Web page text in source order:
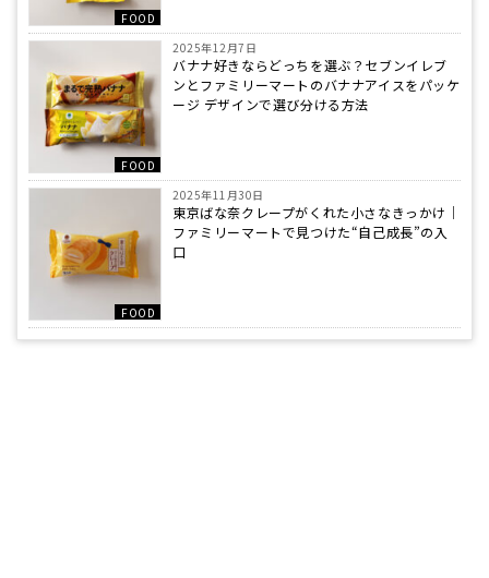
FOOD
FOOD
2025年12月7日
バナナ好きならどっちを選ぶ？セブンイレブ
ンとファミリーマートのバナナアイスをパッケ
ージ デザインで選び分ける方法
FOOD
2025年11月30日
東京ばな奈クレープがくれた小さなきっかけ｜
ファミリーマートで見つけた“自己成長”の入
口